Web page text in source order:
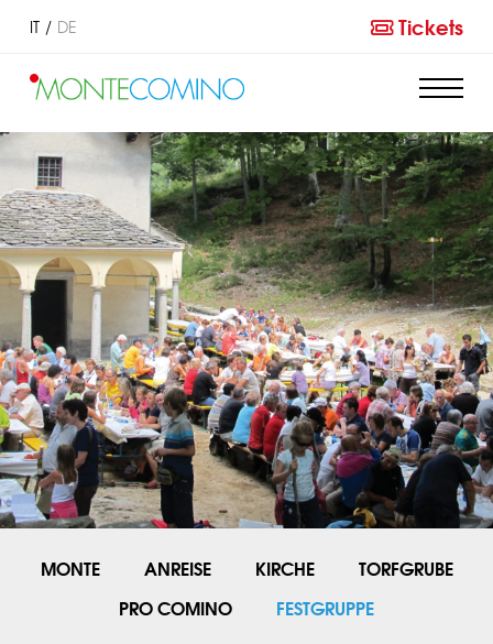
IT DE Tickets
MONTE ANREISE KIRCHE
TORFGRUBE
PRO COMINO
FESTGRUPPE